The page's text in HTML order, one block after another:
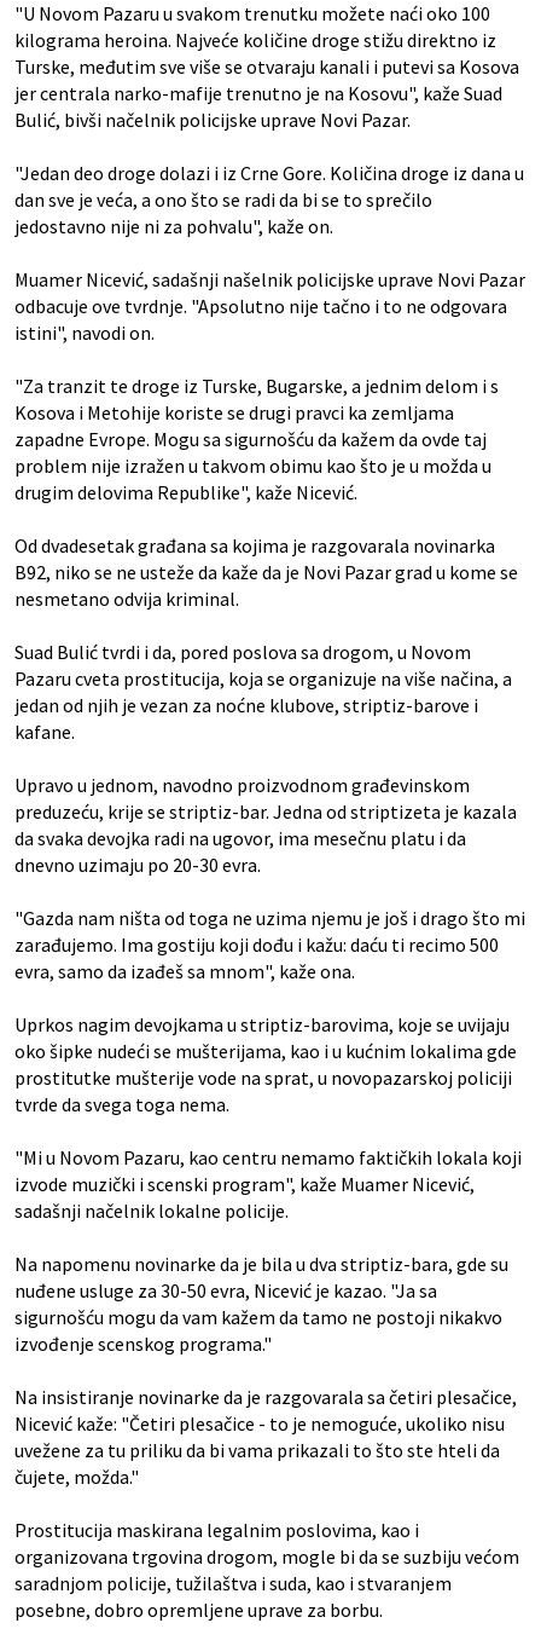
"U Novom Pazaru u svakom trenutku možete naći oko 100
kilograma heroina. Najveće količine droge stižu direktno iz
Turske, međutim sve više se otvaraju kanali i putevi sa Kosova
jer centrala narko-mafije trenutno je na Kosovu", kaže Suad
Bulić, bivši načelnik policijske uprave Novi Pazar.
"Jedan deo droge dolazi i iz Crne Gore. Količina droge iz dana u
dan sve je veća, a ono što se radi da bi se to sprečilo
jedostavno nije ni za pohvalu", kaže on.
Muamer Nicević, sadašnji našelnik policijske uprave Novi Pazar
odbacuje ove tvrdnje. "Apsolutno nije tačno i to ne odgovara
istini", navodi on.
"Za tranzit te droge iz Turske, Bugarske, a jednim delom i s
Kosova i Metohije koriste se drugi pravci ka zemljama
zapadne Evrope. Mogu sa sigurnošću da kažem da ovde taj
problem nije izražen u takvom obimu kao što je u možda u
drugim delovima Republike", kaže Nicević.
Od dvadesetak građana sa kojima je razgovarala novinarka
B92, niko se ne usteže da kaže da je Novi Pazar grad u kome se
nesmetano odvija kriminal.
Suad Bulić tvrdi i da, pored poslova sa drogom, u Novom
Pazaru cveta prostitucija, koja se organizuje na više načina, a
jedan od njih je vezan za noćne klubove, striptiz-barove i
kafane.
Upravo u jednom, navodno proizvodnom građevinskom
preduzeću, krije se striptiz-bar. Jedna od striptizeta je kazala
da svaka devojka radi na ugovor, ima mesečnu platu i da
dnevno uzimaju po 20-30 evra.
"Gazda nam ništa od toga ne uzima njemu je još i drago što mi
zarađujemo. Ima gostiju koji dođu i kažu: daću ti recimo 500
evra, samo da izađeš sa mnom", kaže ona.
Uprkos nagim devojkama u striptiz-barovima, koje se uvijaju
oko šipke nudeći se mušterijama, kao i u kućnim lokalima gde
prostitutke mušterije vode na sprat, u novopazarskoj policiji
tvrde da svega toga nema.
"Mi u Novom Pazaru, kao centru nemamo faktičkih lokala koji
izvode muzički i scenski program", kaže Muamer Nicević,
sadašnji načelnik lokalne policije.
Na napomenu novinarke da je bila u dva striptiz-bara, gde su
nuđene usluge za 30-50 evra, Nicević je kazao. "Ja sa
sigurnošću mogu da vam kažem da tamo ne postoji nikakvo
izvođenje scenskog programa."
Na insistiranje novinarke da je razgovarala sa četiri plesačice,
Nicević kaže: "Četiri plesačice - to je nemoguće, ukoliko nisu
uvežene za tu priliku da bi vama prikazali to što ste hteli da
čujete, možda."
Prostitucija maskirana legalnim poslovima, kao i
organizovana trgovina drogom, mogle bi da se suzbiju većom
saradnjom policije, tužilaštva i suda, kao i stvaranjem
posebne, dobro opremljene uprave za borbu.